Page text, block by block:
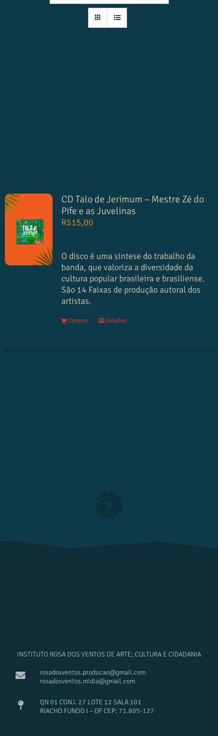
CD Talo de Jerimum – Mestre Zé do
Pife e as Juvelinas
R$15,00
O disco é uma síntese do trabalho da
banda, que valoriza a diversidade da
cultura popular brasileira e brasiliense.
São 14 Faixas de produção autoral dos
artistas.
Comprar Detalhes
INSTITUTO ROSA DOS VENTOS DE ARTE, CULTURA E CIDADANIA
rosadosventos.producao@gmail.com
rosadosventos.midia@gmail.com
QN 01 CONJ. 27 LOTE 12 SALA 101
RIACHO FUNDO I – DF CEP: 71.805-127